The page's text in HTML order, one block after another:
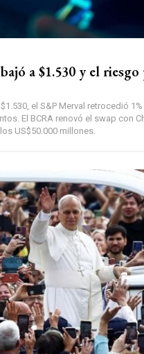
a $1.530 y el riesgo
el S&P Merval retrocedió
El BCRA renovó el swap con
US$50.000 millones.